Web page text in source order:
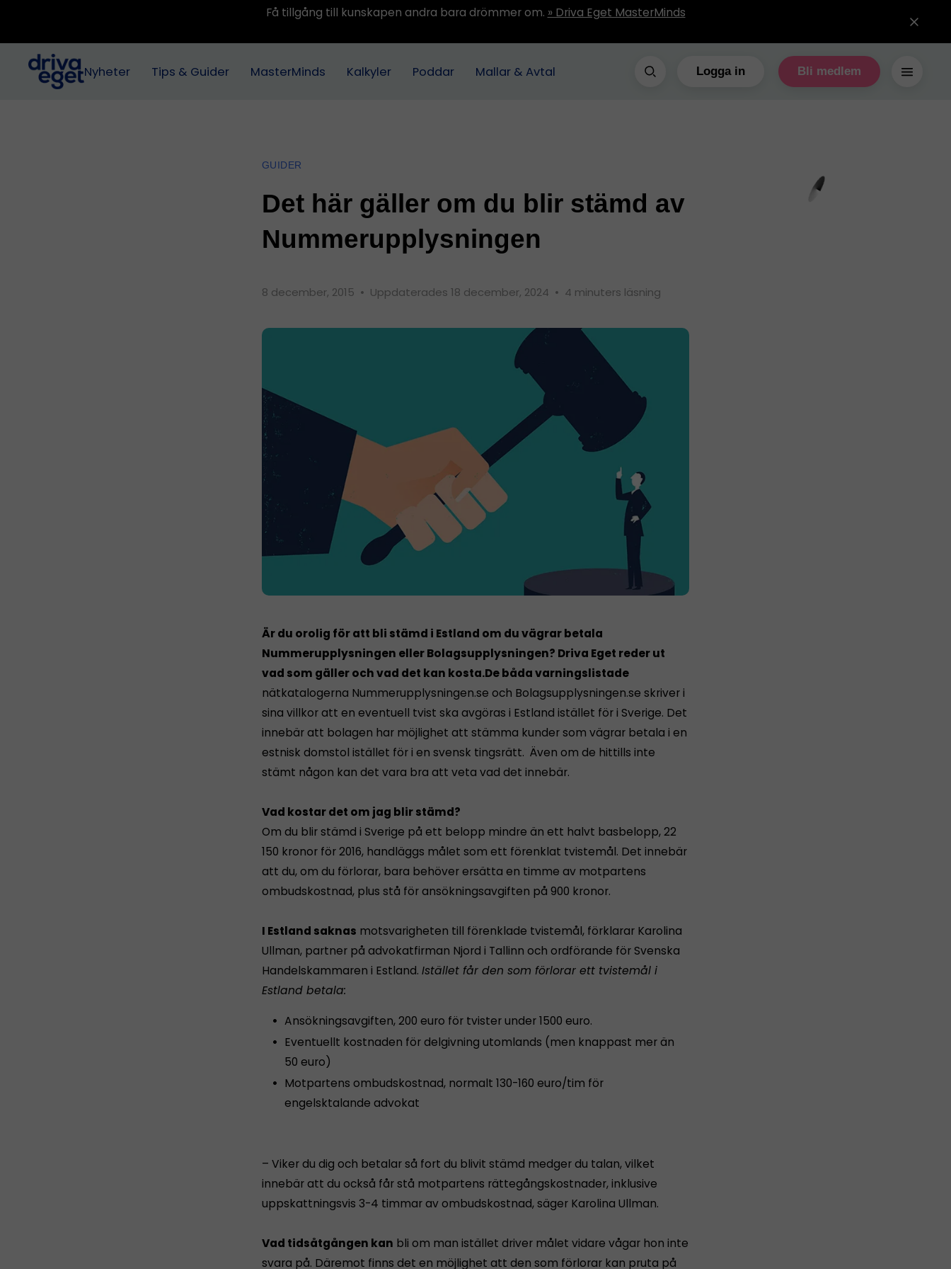
Få tillgång till kunskapen andra bara drömmer om. » Driva Eget MasterMinds
Nyheter Tips & Guider MasterMinds Kalkyler Poddar Mallar & Avtal Logga in Bli medlem
GUIDER
Det här gäller om du blir stämd av
Nummerupplysningen
8 december, 2015 • Uppdaterades 18 december, 2024 • 4 minuters läsning
Är du orolig för att bli stämd i Estland om du vägrar betala
Nummerupplysningen eller Bolagsupplysningen? Driva Eget reder ut
vad som gäller och vad det kan kosta.De båda varningslistade
nätkatalogerna Nummerupplysningen.se och Bolagsupplysningen.se skriver i
sina villkor att en eventuell tvist ska avgöras i Estland istället för i Sverige. Det
innebär att bolagen har möjlighet att stämma kunder som vägrar betala i en
estnisk domstol istället för i en svensk tingsrätt. Även om de hittills inte
stämt någon kan det vara bra att veta vad det innebär.
Vad kostar det om jag blir stämd?
Om du blir stämd i Sverige på ett belopp mindre än ett halvt basbelopp, 22
150 kronor för 2016, handläggs målet som ett förenklat tvistemål. Det innebär
att du, om du förlorar, bara behöver ersätta en timme av motpartens
ombudskostnad, plus stå för ansökningsavgiften på 900 kronor.
I Estland saknas motsvarigheten till förenklade tvistemål, förklarar Karolina
Ullman, partner på advokatfirman Njord i Tallinn och ordförande för Svenska
Handelskammaren i Estland. Istället får den som förlorar ett tvistemål i
Estland betala:
Ansökningsavgiften, 200 euro för tvister under 1500 euro.
Eventuellt kostnaden för delgivning utomlands (men knappast mer än
50 euro)
Motpartens ombudskostnad, normalt 130-160 euro/tim för
engelsktalande advokat
– Viker du dig och betalar så fort du blivit stämd medger du talan, vilket
innebär att du också får stå motpartens rättegångskostnader, inklusive
uppskattningsvis 3-4 timmar av ombudskostnad, säger Karolina Ullman.
Vad tidsåtgången kan bli om man istället driver målet vidare vågar hon inte
svara på. Däremot finns det en möjlighet att den som förlorar kan pruta på